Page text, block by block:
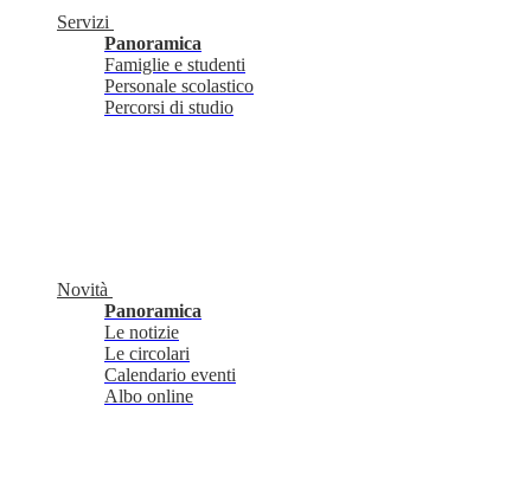
Servizi
Panoramica
Famiglie e studenti
Personale scolastico
Percorsi di studio
Novità
Panoramica
Le notizie
Le circolari
Calendario eventi
Albo online